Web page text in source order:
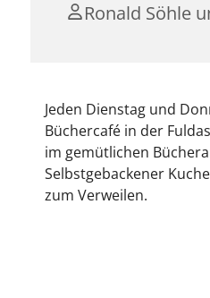
Ronald Söhle
Jeden Dienstag und
Büchercafé in der
im gemütlichen
Selbstgebackener
zum Verweilen.